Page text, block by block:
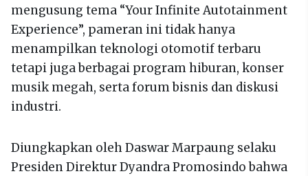
mengusung tema “Your Infinite Autotainment
Experience”, pameran ini tidak hanya
menampilkan teknologi otomotif terbaru
tetapi juga berbagai program hiburan, konser
musik megah, serta forum bisnis dan diskusi
industri.
Diungkapkan oleh Daswar Marpaung selaku
Presiden Direktur Dyandra Promosindo bahwa